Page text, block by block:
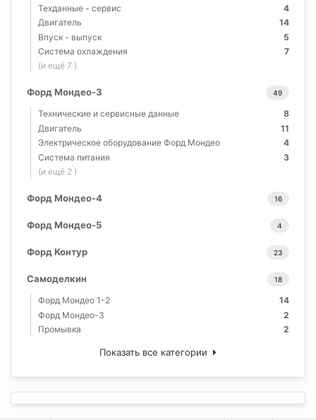
4
Техданные - сервис
14
Двигатель
5
Впуск - выпуск
7
Система охлаждения
(и ещё 7 )
49
Форд Мондео-3
8
Технические и сервисные данные
11
Двигатель
4
Электрическое оборудование Форд Мондео
3
Система питания
(и ещё 2 )
16
Форд Мондео-4
4
Форд Мондео-5
23
Форд Контур
18
Самоделкин
14
Форд Мондео 1-2
2
Форд Мондео-3
2
Промывка
Показать все категории